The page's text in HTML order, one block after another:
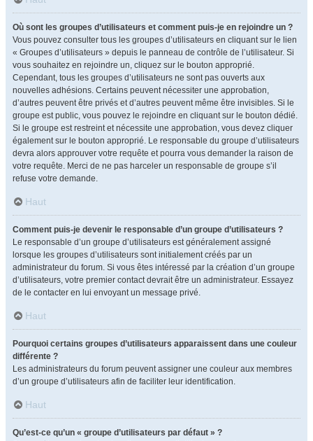
Où sont les groupes d’utilisateurs et comment puis-je en rejoindre un ?
Vous pouvez consulter tous les groupes d’utilisateurs en cliquant sur le lien
« Groupes d’utilisateurs » depuis le panneau de contrôle de l’utilisateur. Si
vous souhaitez en rejoindre un, cliquez sur le bouton approprié.
Cependant, tous les groupes d’utilisateurs ne sont pas ouverts aux
nouvelles adhésions. Certains peuvent nécessiter une approbation,
d’autres peuvent être privés et d’autres peuvent même être invisibles. Si le
groupe est public, vous pouvez le rejoindre en cliquant sur le bouton dédié.
Si le groupe est restreint et nécessite une approbation, vous devez cliquer
également sur le bouton approprié. Le responsable du groupe d’utilisateurs
devra alors approuver votre requête et pourra vous demander la raison de
votre requête. Merci de ne pas harceler un responsable de groupe s’il
refuse votre demande.
Haut
Comment puis-je devenir le responsable d’un groupe d’utilisateurs ?
Le responsable d’un groupe d’utilisateurs est généralement assigné
lorsque les groupes d’utilisateurs sont initialement créés par un
administrateur du forum. Si vous êtes intéressé par la création d’un groupe
d’utilisateurs, votre premier contact devrait être un administrateur. Essayez
de le contacter en lui envoyant un message privé.
Haut
Pourquoi certains groupes d’utilisateurs apparaissent dans une couleur
différente ?
Les administrateurs du forum peuvent assigner une couleur aux membres
d’un groupe d’utilisateurs afin de faciliter leur identification.
Haut
Qu’est-ce qu’un « groupe d’utilisateurs par défaut » ?